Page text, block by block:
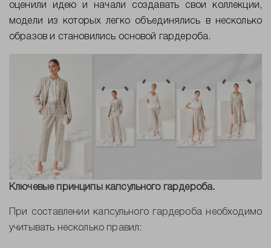
оценили идею и начали создавать свои коллекции,
модели из которых легко объединялись в несколько
образов и становились основой гардероба.
Ключевые принципы капсульного гардероба.
При составлении капсульного гардероба необходимо
учитывать несколько правил: